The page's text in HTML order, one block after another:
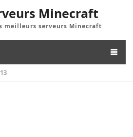
Minecraft
meilleurs serveurs Minecraft